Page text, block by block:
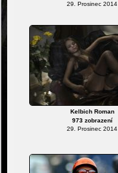
29. Prosinec 2014
Kelbich Roman
973 zobrazení
29. Prosinec 2014